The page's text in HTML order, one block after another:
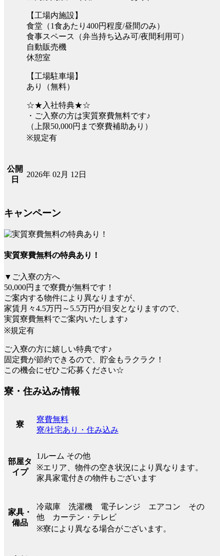
【工場内施設】
食堂（1食あたり400円程度/昼間のみ）
食事スペース（弁当持ち込み可/夜間利用可）
自動販売機
休憩室
【工場駐車場】
あり（無料）
☆★入社特典★☆
・ご入寮の方は実質寮費無料です♪
（上限50,000円まで寮費補助あり）
※規定有
公開
日
2026年 02月 12日
キャンペーン
実質寮費無料の特典あり！
▼ご入寮の方へ
50,000円まで寮費が無料です！
ご案内する物件により異なりますが、
家賃月々4.5万円～5.5万円が目安となりますので、
実質寮費無料でご案内いたします♪
※規定有
ご入寮の方に嬉しい特典です♪
固定費が節約できるので、貯金もラクラク！
この機会にぜひご応募ください☆
寮・住み込み情報
寮
寮費無料
寮/社宅あり・住み込み
部屋タ
イプ
1ルーム その他
※エリア、物件の空き状況により異なります。
家具家電付きの物件もございます
家具・
備品
冷蔵庫 洗濯機 電子レンジ エアコン その
他 カーテン・テレビ
※寮により異なる場合がございます。